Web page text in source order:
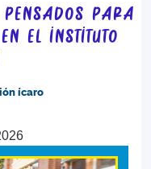
PARA
EL INSTITUTO
ícaro